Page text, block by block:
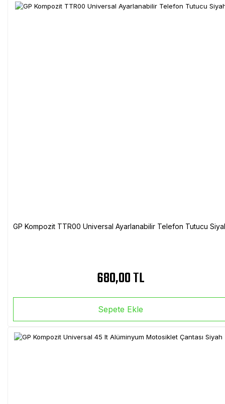
GP Kompozit TTR00 Universal Ayarlanabilir Telefon Tutucu
680,00 TL
Sepete Ekle